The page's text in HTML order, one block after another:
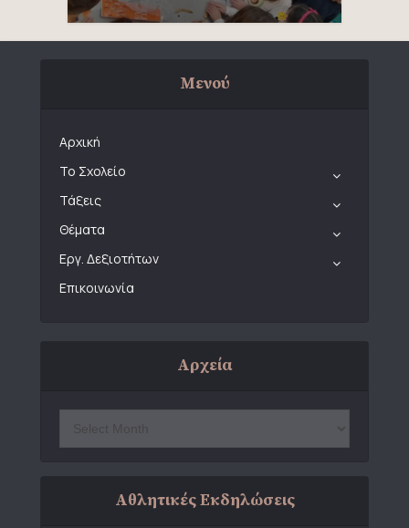
Μενού
Αρχική
Το Σχολείο
Τάξεις
Θέματα
Εργ. Δεξιοτήτων
Επικοινωνία
Αρχεία
Αθλητικές Εκδηλώσεις